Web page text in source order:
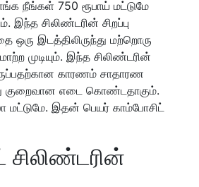
நீங்கள் 750 ரூபாய் மட்டுமே
இந்த சிலிண்டரின் சிறப்பு
இடத்திலிருந்து மற்றொரு
முடியும். இந்த சிலிண்டரின்
காரணம் சாதாரண
குறைவான எடை கொண்டதாகும்.
இதன் பெயர் காம்போசிட்
சிலிண்டரின்